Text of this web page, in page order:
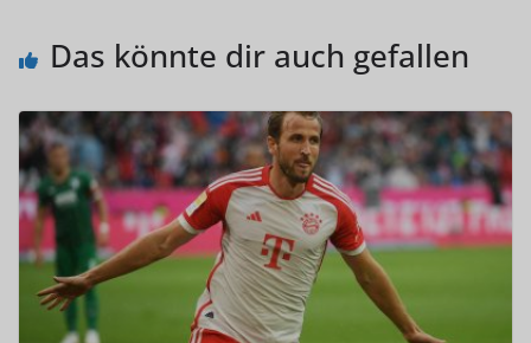
Das könnte dir auch gefallen